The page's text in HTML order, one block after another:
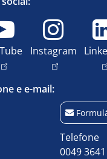
Instagram
e e-mail:
Telefone
0049